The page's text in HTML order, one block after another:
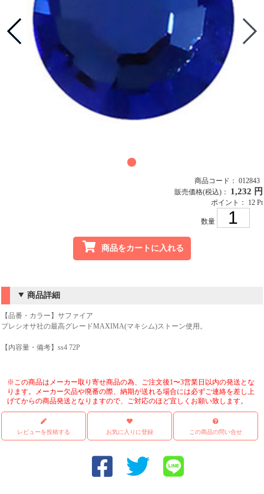
商品コード： 012843
販売価格(税込)： 1,232 円
ポイント： 12 Pt
数量
商品をカートに入れる
商品詳細
【品番・カラー】サファイア
プレシオサ社の最高グレードMAXIMA(マキシム)ストーン使用。
【内容量・備考】ss4 72P
※この商品はメーカー取り寄せ商品の為、ご注文後1〜3営業日以内の発送とな
ります。メーカー欠品や廃番の際、納期が送れる場合には必ずご連絡を差し上
げてからの商品発送となりますので、ご対応のほど宜しくお願い致します。
レビューを投稿する お気に入りに登録 この商品の問い合せ